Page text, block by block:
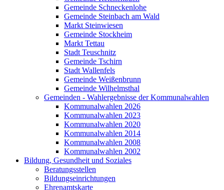
Gemeinde Schneckenlohe
Gemeinde Steinbach am Wald
Markt Steinwiesen
Gemeinde Stockheim
Markt Tettau
Stadt Teuschnitz
Gemeinde Tschirn
Stadt Wallenfels
Gemeinde Weißenbrunn
Gemeinde Wilhelmsthal
Gemeinden - Wahlergebnisse der Kommunalwahlen
Kommunalwahlen 2026
Kommunalwahlen 2023
Kommunalwahlen 2020
Kommunalwahlen 2014
Kommunalwahlen 2008
Kommunalwahlen 2002
Bildung, Gesundheit und Soziales
Beratungsstellen
Bildungseinrichtungen
Ehrenamtskarte